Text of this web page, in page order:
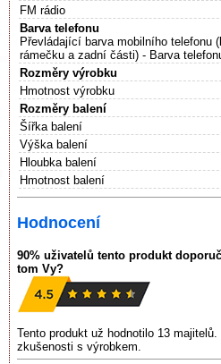
FM rádio
Barva telefonu
Převládající barva mobilního telefonu
rámečku a zadní části) - Barva
Rozměry výrobku
Hmotnost výrobku
Rozměry balení
Šířka balení
Výška balení
Hloubka balení
Hmotnost balení
Hodnocení
90% uživatelů tento produkt
tom Vy?
Tento produkt už hodnotilo 13
zkušenosti s výrobkem.